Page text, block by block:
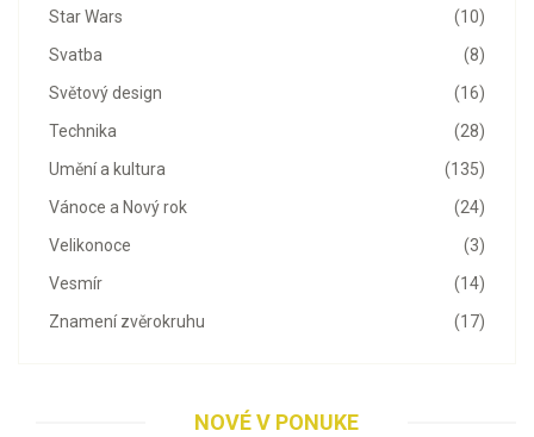
(10)
Star Wars
(8)
Svatba
(16)
Světový design
(28)
Technika
(135)
Umění a kultura
(24)
Vánoce a Nový rok
(3)
Velikonoce
(14)
Vesmír
(17)
Znamení zvěrokruhu
NOVÉ V PONUKE